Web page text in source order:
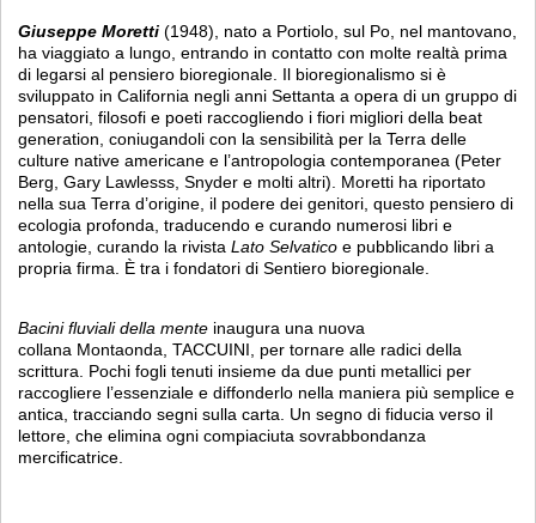
Giuseppe Moretti (1948), nato a Portiolo, sul Po, nel mantovano,
ha viaggiato a lungo, entrando in contatto con molte realtà prima
di legarsi al pensiero bioregionale. Il bioregionalismo si è
sviluppato in California negli anni Settanta a opera di un gruppo di
pensatori, filosofi e poeti raccogliendo i fiori migliori della beat
generation, coniugandoli con la sensibilità per la Terra delle
culture native americane e l’antropologia contemporanea (Peter
Berg, Gary Lawlesss, Snyder e molti altri). Moretti ha riportato
nella sua Terra d’origine, il podere dei genitori, questo pensiero di
ecologia profonda, traducendo e curando numerosi libri e
antologie, curando la rivistaLato Selvatico e pubblicando libri a
propria firma. È tra i fondatori di Sentiero bioregionale.
Bacini fluviali della mente inaugura una nuova
collana Montaonda, TACCUINI, per tornare alle radici della
scrittura. Pochi fogli tenuti insieme da due punti metallici per
raccogliere l’essenziale e diffonderlo nella maniera più semplice e
antica, tracciando segni sulla carta. Un segno di fiducia verso il
lettore, che elimina ogni compiaciuta sovrabbondanza
mercificatrice.